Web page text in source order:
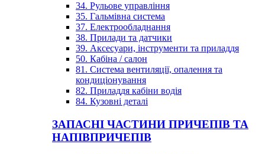
34. Рульове управління
35. Гальмівна система
37. Електрообладнання
38. Прилади та датчики
39. Аксесуари, інструменти та приладдя
50. Кабіна / салон
81. Система вентиляції, опалення та
кондиціонування
82. Приладдя кабіни водія
84. Кузовні деталі
ЗАПАСНІ ЧАСТИНИ ПРИЧЕПІВ ТА
НАПІВПРИЧЕПІВ